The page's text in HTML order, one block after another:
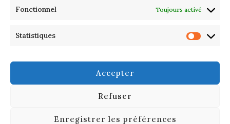
Fonctionnel Toujours activé
Statistiques
Accepter
Refuser
Enregistrer les préférences
SERVICES
CONTACT
LÉGAL